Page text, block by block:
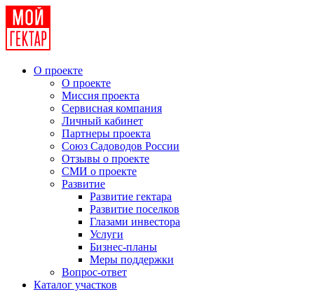
О проекте
О проекте
Миссия проекта
Сервисная компания
Личный кабинет
Партнеры проекта
Союз Садоводов России
Отзывы о проекте
СМИ о проекте
Развитие
Развитие гектара
Развитие поселков
Глазами инвестора
Услуги
Бизнес-планы
Меры поддержки
Вопрос-ответ
Каталог участков